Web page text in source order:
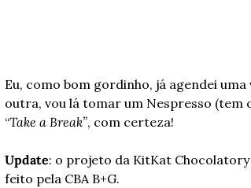
Eu, como bom gordinho, já agendei
outra, vou lá tomar um Nespresso
“Take a Break”, com certeza!
Update: o projeto da KitKat
feito pela CBA B+G.